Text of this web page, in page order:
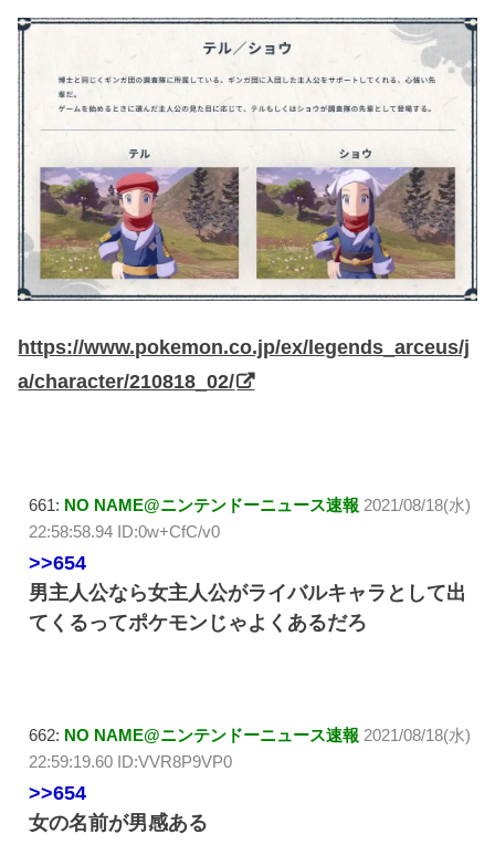
https://www.pokemon.co.jp/ex/legends_arceus/j
a/character/210818_02/
661: NO NAME@ニンテンドーニュース速報 2021/08/18(水)
22:58:58.94 ID:0w+CfC/v0
>>654
男主人公なら女主人公がライバルキャラとして出
てくるってポケモンじゃよくあるだろ
662: NO NAME@ニンテンドーニュース速報 2021/08/18(水)
22:59:19.60 ID:VVR8P9VP0
>>654
女の名前が男感ある